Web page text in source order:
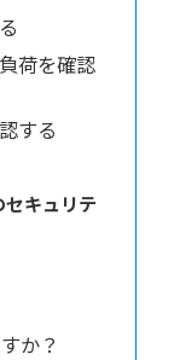
荷を確認
する
キュリテ
か？